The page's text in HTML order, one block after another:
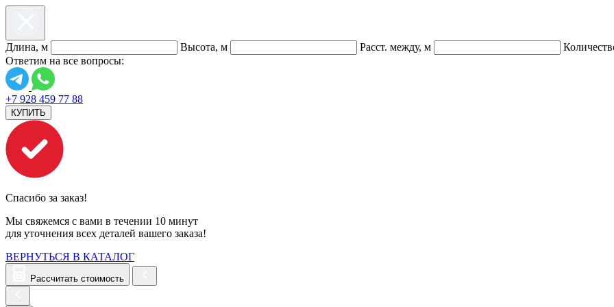
Длина, м Высота, м Расст. между, м
Ответим на все вопросы:
+7 928 459 77 88
КУПИТЬ
Спасибо за заказ!
Мы свяжемся с вами в течении 10 минут
для уточнения всех деталей вашего заказа!
ВЕРНУТЬСЯ В КАТАЛОГ
Рассчитать стоимость